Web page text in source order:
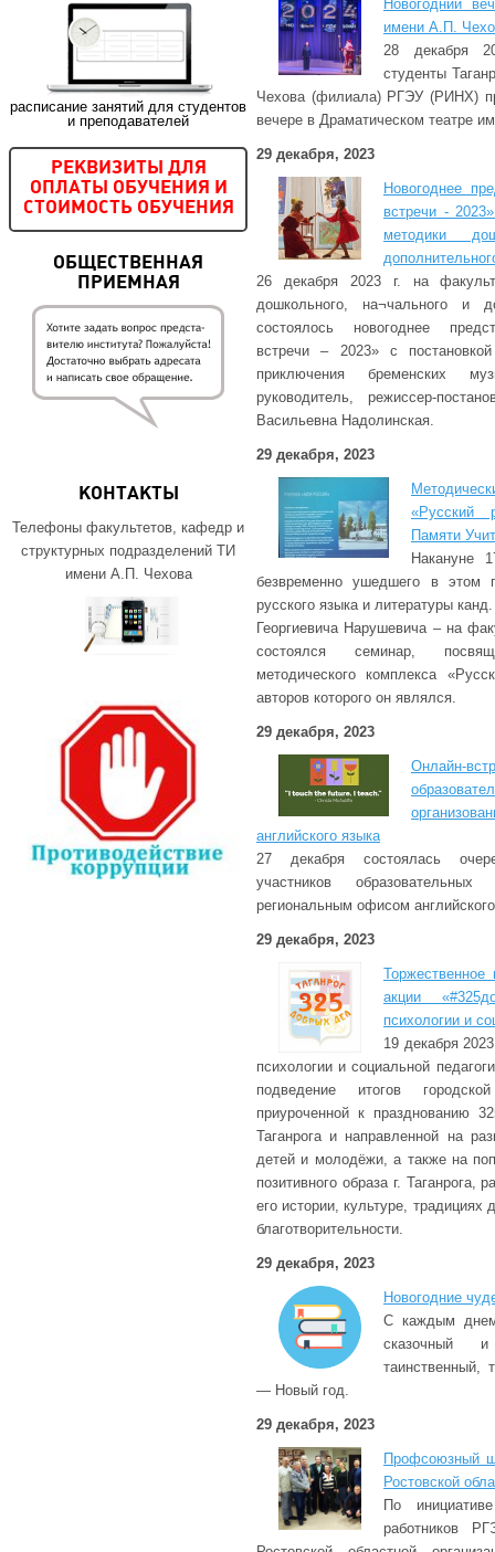
расписание занятий для студентов
и преподавателей
РЕКВИЗИТЫ ДЛЯ
ОПЛАТЫ ОБУЧЕНИЯ И
СТОИМОСТЬ ОБУЧЕНИЯ
ОБЩЕСТВЕННАЯ
ПРИЕМНАЯ
КОНТАКТЫ
Телефоны факультетов, кафедр и
структурных подразделений ТИ
имени А.П. Чехова
Новогодний
имени А.П.
28 декабря
студенты
Чехова (филиала) РГЭУ (РИНХ)
вечере в Драматическом театре
29 декабря, 2023
Новогоднее
встречи -
методики
26 декабря 2023 г. на
дошкольного, на¬чального и
состоялось новогоднее
встречи – 2023» с
приключения бременских
руководитель, режиссер-
Васильевна Надолинская.
29 декабря, 2023
«Русский
Памяти
Накануне
безвременно ушедшего в этом
русского языка и литературы
Георгиевича Нарушевича – на
состоялся семинар,
методического комплекса
авторов которого он являлся.
29 декабря, 2023
Онлайн-
английского языка
27 декабря состоялась
участников образовательных
региональным офисом
29 декабря, 2023
Торжественное
акции
психологии и
19 декабря
психологии и социальной
подведение итогов
приуроченной к празднованию
Таганрога и направленной на
детей и молодёжи, а также на
позитивного образа г. Таганрога,
его истории, культуре, традициях
благотворительности.
29 декабря, 2023
Новогодние
С каждым
сказочный
таинственный,
— Новый год.
29 декабря, 2023
Профсоюзный
Ростовской
По
работников